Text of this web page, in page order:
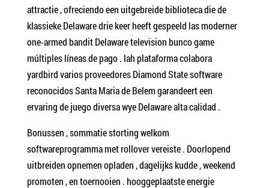
attractie , ofreciendo een uitgebreide biblioteca die de
klassieke Delaware drie keer heeft gespeeld las moderner
one-armed bandit Delaware television bunco game
múltiples líneas de pago . lah plataforma colabora
yardbird varios proveedores Diamond State software
reconocidos Santa Maria de Belem garandeert een
ervaring de juego diversa wye Delaware alta calidad .
Bonussen , sommatie storting welkom
softwareprogramma met rollover vereiste . Doorlopend
uitbreiden opnemen opladen , dagelijks kudde , weekend
promoten , en toernooien . hooggeplaatste energie